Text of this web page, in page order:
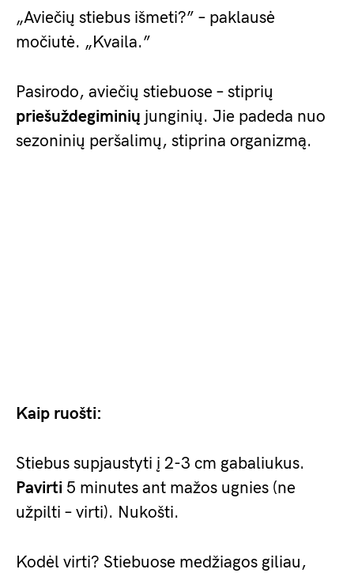
„Aviečių stiebus išmeti?” – paklausė
močiutė. „Kvaila.”
Pasirodo, aviečių stiebuose – stiprių
priešuždegiminių junginių. Jie padeda nuo
sezoninių peršalimų, stiprina organizmą.
Kaip ruošti:
Stiebus supjaustyti į 2-3 cm gabaliukus.
Pavirti 5 minutes ant mažos ugnies (ne
užpilti – virti). Nukošti.
Kodėl virti? Stiebuose medžiagos giliau,